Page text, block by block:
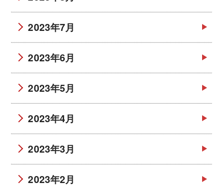
2023年7月
2023年6月
2023年5月
2023年4月
2023年3月
2023年2月